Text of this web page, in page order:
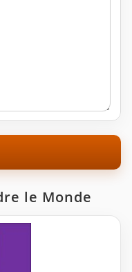
le Monde